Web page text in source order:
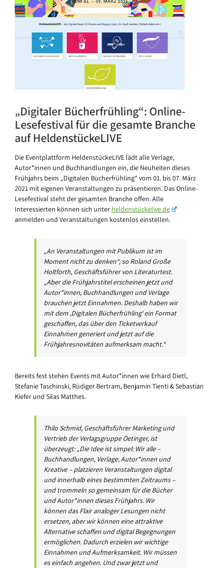
„Digitaler Bücherfrühling“: Online-
Lesefestival für die gesamte Branche
auf HeldenstückeLIVE
Die Eventplattform HeldenstückeLIVE lädt alle Verlage,
Autor*innen und Buchhandlungen ein, die Neuheiten dieses
Frühjahrs beim „Digitalen Bücherfrühling“ vom 01. bis 07. März
2021 mit eigenen Veranstaltungen zu präsentieren. Das Online-
Lesefestival steht der gesamten Branche offen. Alle
Interessierten können sich unter heldenstückelive.de
anmelden und Veranstaltungen kostenlos einstellen.
„An Veranstaltungen mit Publikum ist im
Moment nicht zu denken“, so Roland Große
Holtforth, Geschäftsführer von Literaturtest.
„Aber die Frühjahrstitel erscheinen jetzt und
Autor*innen, Buchhandlungen und Verlage
brauchen jetzt Einnahmen. Deshalb haben wir
mit dem ‚Digitalen Bücherfrühling‘ ein Format
geschaffen, das über den Ticketverkauf
Einnahmen generiert und jetzt auf die
Frühjahresnovitäten aufmerksam macht.“
Bereits fest stehen Events mit Autor*innen wie Erhard Dietl,
Stefanie Taschinski, Rüdiger Bertram, Benjamin Tienti & Sebastian
Kiefer und Silas Matthes.
Thilo Schmid, Geschäftsführer Marketing und
Vertrieb der Verlagsgruppe Oetinger, ist
überzeugt: „Die Idee ist simpel: Wir alle –
Buchhandlungen, Verlage, Autor*innen und
Kreative – platzieren Veranstaltungen digital
und innerhalb eines bestimmten Zeitraums –
und trommeln so gemeinsam für die Bücher
und Autor*innen dieses Frühjahrs. Wir
können das Flair analoger Lesungen nicht
ersetzen, aber wir können eine attraktive
Alternative schaffen und digital Begegnungen
ermöglichen. Dadurch erzielen wir wichtige
Einnahmen und Aufmerksamkeit. Wir müssen
es einfach angehen. Und zwar jetzt und